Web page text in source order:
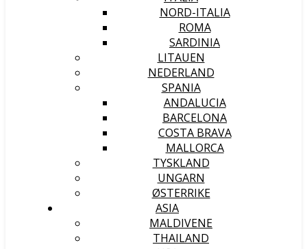
NORD-ITALIA
ROMA
SARDINIA
LITAUEN
NEDERLAND
SPANIA
ANDALUCIA
BARCELONA
COSTA BRAVA
MALLORCA
TYSKLAND
UNGARN
ØSTERRIKE
ASIA
MALDIVENE
THAILAND